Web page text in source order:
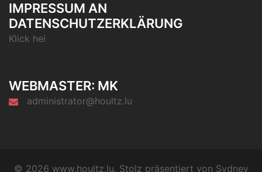
IMPRESSUM AN
DATENSCHUTZERKLÄRUNG
Klick hei
WEBMASTER: MK
administrator@houltz.lu
© 2026 www.houltz.lu. Stolz präsentiert von Sydney